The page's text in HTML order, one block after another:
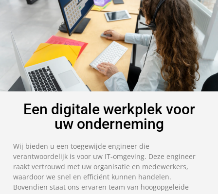
Een digitale werkplek voor
uw onderneming
Wij bieden u een toegewijde engineer die
verantwoordelijk is voor uw IT-omgeving. Deze engineer
raakt vertrouwd met uw organisatie en medewerkers,
waardoor we snel en efficiënt kunnen handelen.
Bovendien staat ons ervaren team van hoogopgeleide